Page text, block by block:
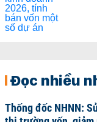
Đọc nhiều
Thống đốc NHNN: